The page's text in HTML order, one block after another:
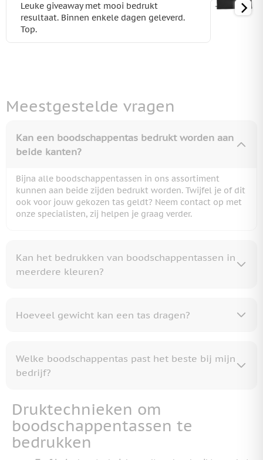
Druktechnieken om
boodschappentassen te
bedrukken
Leuke giveaway met mooi bedrukt
resultaat. Binnen enkele dagen geleverd.
Top.
Meestgestelde vragen
Kan een boodschappentas bedrukt worden aan
beide kanten?
Bijna alle boodschappentassen in ons assortiment
kunnen aan beide zijden bedrukt worden. Twijfel je of dit
ook voor jouw gekozen tas geldt? Neem contact op met
onze specialisten, zij helpen je graag verder.
Kan het bedrukken van boodschappentassen in
meerdere kleuren?
Hoeveel gewicht kan een tas dragen?
Welke boodschappentas past het beste bij mijn
bedrijf?